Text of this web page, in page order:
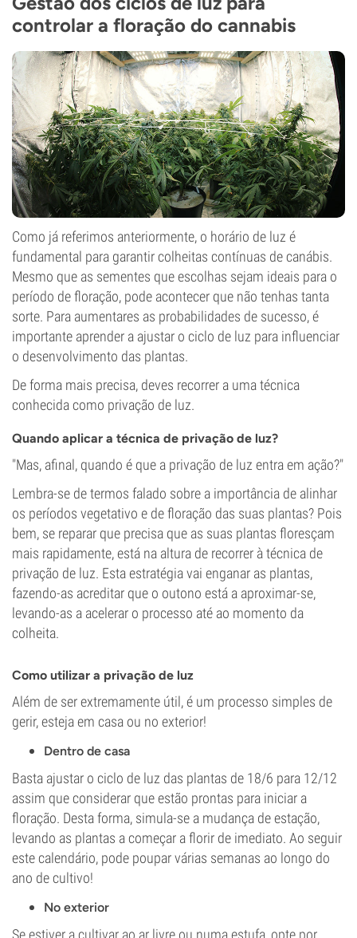
controlar a floração do cannabis
Como já referimos anteriormente, o horário de luz é
fundamental para garantir colheitas contínuas de canábis.
Mesmo que as sementes que escolhas sejam ideais para o
período de floração, pode acontecer que não tenhas tanta
sorte. Para aumentares as probabilidades de sucesso, é
importante aprender a ajustar o ciclo de luz para influenciar
o desenvolvimento das plantas.
De forma mais precisa, deves recorrer a uma técnica
conhecida como privação de luz.
Quando aplicar a técnica de privação de luz?
"Mas, afinal, quando é que a privação de luz entra em ação?"
Lembra-se de termos falado sobre a importância de alinhar
os períodos vegetativo e de floração das suas plantas? Pois
bem, se reparar que precisa que as suas plantas floresçam
mais rapidamente, está na altura de recorrer à técnica de
privação de luz. Esta estratégia vai enganar as plantas,
fazendo-as acreditar que o outono está a aproximar-se,
levando-as a acelerar o processo até ao momento da
colheita.
Como utilizar a privação de luz
Além de ser extremamente útil, é um processo simples de
gerir, esteja em casa ou no exterior!
Dentro de casa
Basta ajustar o ciclo de luz das plantas de 18/6 para 12/12
assim que considerar que estão prontas para iniciar a
floração. Desta forma, simula-se a mudança de estação,
levando as plantas a começar a florir de imediato. Ao seguir
este calendário, pode poupar várias semanas ao longo do
ano de cultivo!
No exterior
Se estiver a cultivar ao ar livre ou numa estufa, opte por